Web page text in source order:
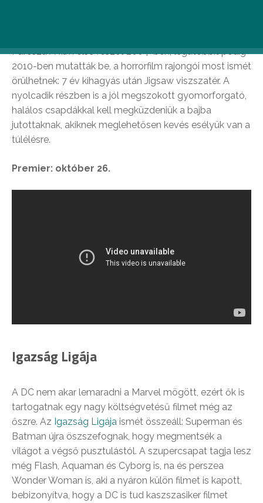
Fűrészt. A film első részét 2004-ben, legutóbbit pedig
2010-ben mutatták be, a horrorfilm rajongói most ismét
örülhetnek: 7 év kihagyás után Jigsaw viszszatér. A
nyolcadik részben is a jól megszokott gyomorforgató,
halálos csapdákkal kell megküzdeniük a bajba
jutottaknak, akiknek meglehetősen kevés esélyük van a
túlélésre.
Premier: október 26.
Igazság Ligája
A DC nem akar lemaradni a Marvel mögött, ezért ők is
tartogatnak egy nagy költségvetésű filmet még az
őszre. Az Igazság Ligája ismét összeáll: Superman és
Batman újra öszszefognak, hogy megmentsék a
világot a végső pusztulástól. A szupercsapat tagja lesz
még Flash, Aquaman és Cyborg is, na és perszea
Wonder Woman is, aki a nyáron külön filmet is kapott,
bebizonyítva, hogy a DC is tud kaszszasiker filmet